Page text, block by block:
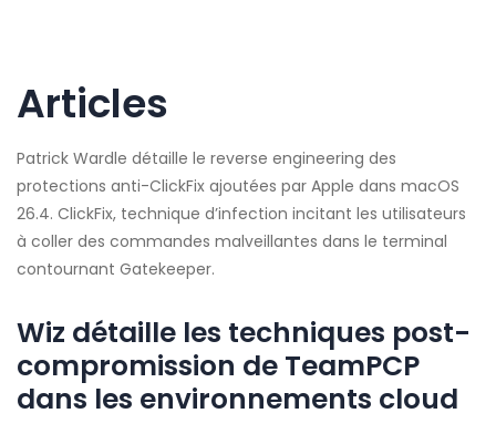
Articles
Patrick Wardle détaille le reverse engineering des
protections anti-ClickFix ajoutées par Apple dans macOS
26.4. ClickFix, technique d’infection incitant les utilisateurs
à coller des commandes malveillantes dans le terminal
contournant Gatekeeper.
Wiz détaille les techniques post-
compromission de TeamPCP
dans les environnements cloud